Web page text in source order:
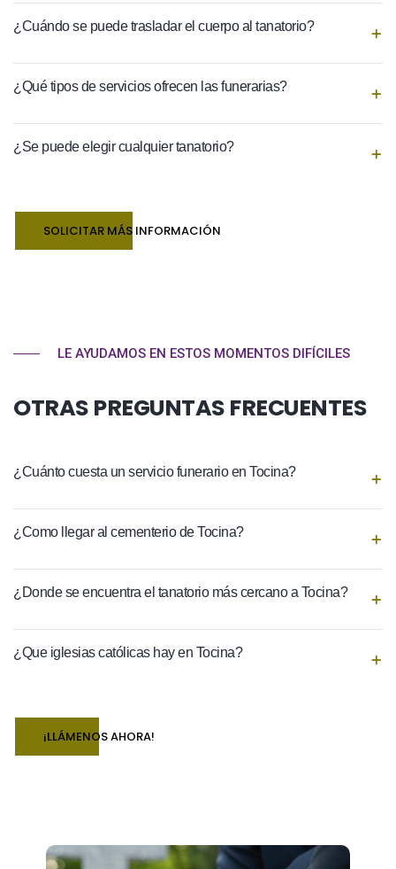
¿Cuándo se puede trasladar el cuerpo al tanatorio?
¿Qué tipos de servicios ofrecen las funerarias?
¿Se puede elegir cualquier tanatorio?
SOLICITAR MÁS INFORMACIÓN
LE AYUDAMOS EN ESTOS MOMENTOS DIFÍCILES
OTRAS PREGUNTAS FRECUENTES
¿Cuánto cuesta un servicio funerario en Tocina?
¿Como llegar al cementerio de Tocina?
¿Donde se encuentra el tanatorio más cercano a Tocina?
¿Que iglesias católicas hay en Tocina?
¡LLÁMENOS AHORA!